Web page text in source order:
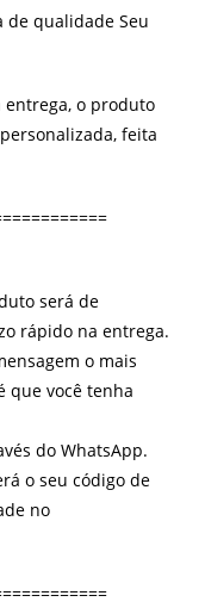
de qualidade Seu
entrega, o produto
feita
será de
rápido na entrega.
o mais
que você tenha
do WhatsApp.
o seu código de
no